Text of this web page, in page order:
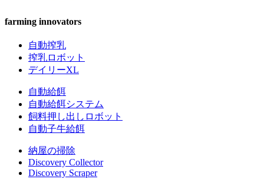
farming innovators
自動搾乳
搾乳ロボット
デイリーXL
自動給餌
自動給餌システム
飼料押し出しロボット
自動子牛給餌
納屋の掃除
Discovery Collector
Discovery Scraper